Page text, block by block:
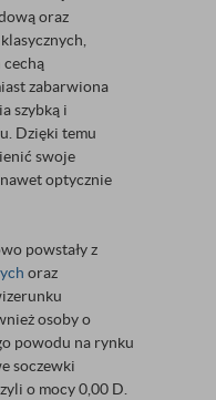
oraz
zabarwiona
szybką i
Dzięki temu
swoje
optycznie
powstały z
oraz
osoby o
powodu na rynku
soczewki
o mocy 0,00 D.